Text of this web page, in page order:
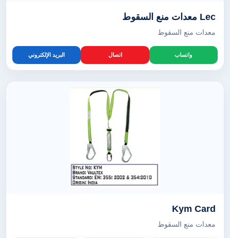
Lec معدات منع السقوط
معدات منع السقوط
واتساب اتصال البريد الإلكتروني
Kym Card
معدات منع السقوط